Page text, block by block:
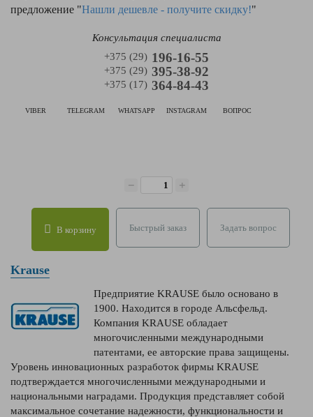
предложение "Нашли дешевле - получите скидку!"
Консультация специалиста
+375 (29) 196-16-55
+375 (29) 395-38-92
+375 (17) 364-84-43
VIBER TELEGRAM WHATSAPP INSTAGRAM ВОПРОС
− +
В корзину Быстрый заказ Задать вопрос
Krause
Предприятие KRAUSE было основано в
1900. Находится в городе Альсфельд.
Компания KRAUSE обладает
многочисленными международными
патентами, ее авторские права защищены.
Уровень инновационных разработок фирмы KRAUSE
подтверждается многочисленными международными и
национальными наградами. Продукция представляет собой
максимальное сочетание надежности, функциональности и